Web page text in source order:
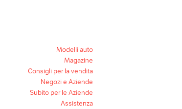
Modelli auto
Magazine
Consigli per la vendita
Negozi e Aziende
Subito per le Aziende
Assistenza